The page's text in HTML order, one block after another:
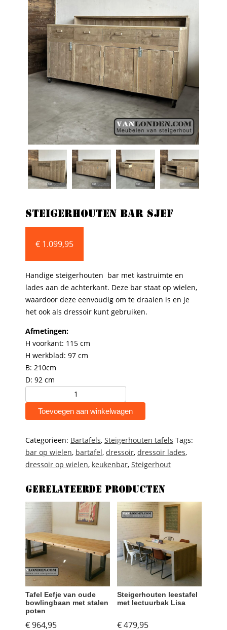
Steigerhouten bar sjef
€ 1.099,95
Handige steigerhouten bar met kastruimte en
lades aan de achterkant. Deze bar staat op wielen,
waardoor deze eenvoudig om te draaien is en je
het ook als dressoir kunt gebruiken.
Afmetingen:
H voorkant: 115 cm
H werkblad: 97 cm
B: 210cm
D: 92 cm
bar
Toevoegen aan winkelwagen
Categorieën: Bartafels, Steigerhouten tafels Tags:
bar op wielen, bartafel, dressoir, dressoir lades,
dressoir op wielen, keukenbar, Steigerhout
Gerelateerde producten
Tafel Eefje van oude
bowlingbaan met stalen
poten
€964,95
Steigerhouten leestafel
met lectuurbak Lisa
€479,95